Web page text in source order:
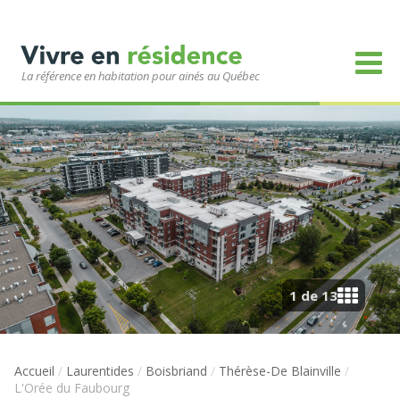
La référence en habitation pour ainés au Québec
1 de 13
Accueil / Laurentides / Boisbriand / Thérèse-De Blainville /
L'Orée du Faubourg